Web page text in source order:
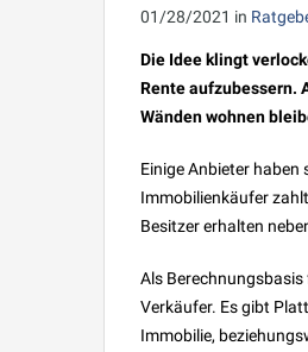
01/28/2021 in
Die Idee klingt
Rente aufzubessern.
Wänden wohnen
Einige Anbieter
Immobilienkäufer
Besitzer erhalten
Als
Verkäufer. Es gibt
Immobilie,